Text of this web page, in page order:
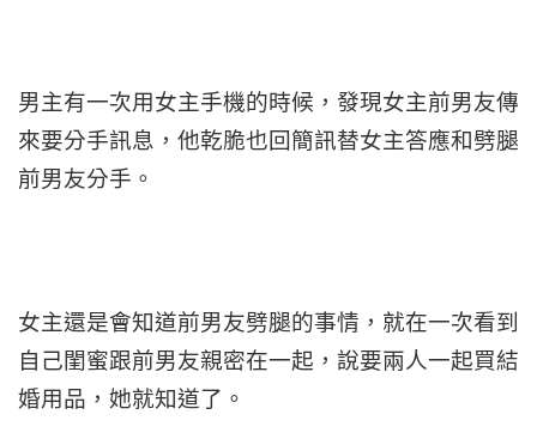
男主有一次用女主手機的時候，發現女主前男友傳
來要分手訊息，他乾脆也回簡訊替女主答應和劈腿
前男友分手。
女主還是會知道前男友劈腿的事情，就在一次看到
自己閨蜜跟前男友親密在一起，說要兩人一起買結
婚用品，她就知道了。